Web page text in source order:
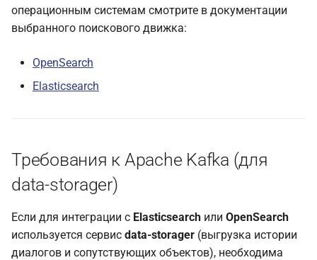
операционным системам смотрите в документации
выбранного поискового движка:
OpenSearch
Elasticsearch
Требования к Apache Kafka (для
data-storager)
Если для интеграции с Elasticsearch или OpenSearch
используется сервис data-storager (выгрузка истории
диалогов и сопутствующих объектов), необходима